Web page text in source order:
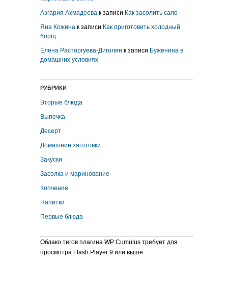
Азгария Ахмадеева к записи Как засолить сало
Яна Кожина к записи Как приготовить холодный
борщ
Елена Расторгуева-Диголян к записи Буженина в
домашних условиях
РУБРИКИ
Вторые блюда
Выпечка
Десерт
Домашние заготовки
Закуски
Засолка и маринование
Копчение
Напитки
Первые блюда
Облако тегов плагина WP Cumulus требует для
просмотра Flash Player 9 или выше.